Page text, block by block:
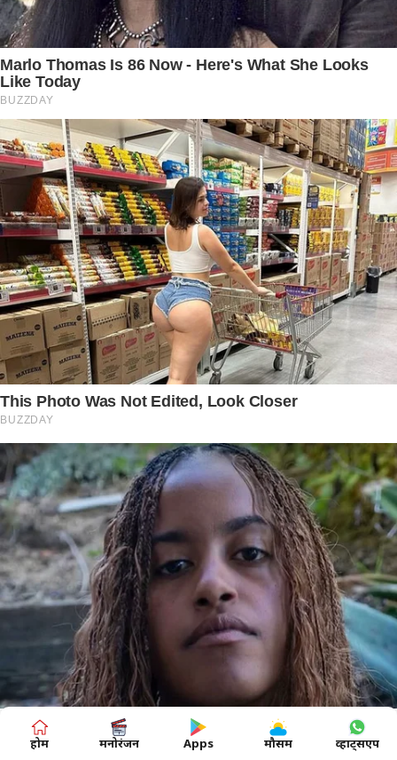
होम मनोरंजन Apps मौसम व्हाट्सएप